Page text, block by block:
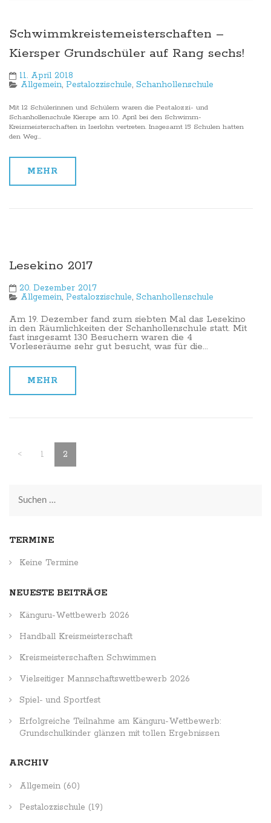
Schwimmkreistemeisterschaften –
Kiersper Grundschüler auf Rang sechs!
11. April 2018
Allgemein, Pestalozzischule, Schanhollenschule
Mit 12 Schülerinnen und Schülern waren die Pestalozzi- und
Schanhollenschule Kierspe am 10. April bei den Schwimm-
Kreismeisterschaften in Iserlohn vertreten. Insgesamt 15 Schulen hatten
den Weg...
MEHR
Lesekino 2017
20. Dezember 2017
Allgemein, Pestalozzischule, Schanhollenschule
Am 19. Dezember fand zum siebten Mal das Lesekino
in den Räumlichkeiten der Schanhollenschule statt. Mit
fast insgesamt 130 Besuchern waren die 4
Vorleseräume sehr gut besucht, was für die...
MEHR
Seitennummerierung
der
Beiträge
< Page
1 Page
2
Suchen
TERMINE
Keine Termine
NEUESTE BEITRÄGE
Känguru-Wettbewerb 2026
Handball Kreismeisterschaft
Kreismeisterschaften Schwimmen
Vielseitiger Mannschaftswettbewerb 2026
Spiel- und Sportfest
Erfolgreiche Teilnahme am Känguru-Wettbewerb:
Grundschulkinder glänzen mit tollen Ergebnissen
ARCHIV
Allgemein (60)
Pestalozzischule (19)